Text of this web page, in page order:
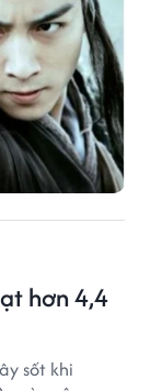
hơn 4,4
sốt khi